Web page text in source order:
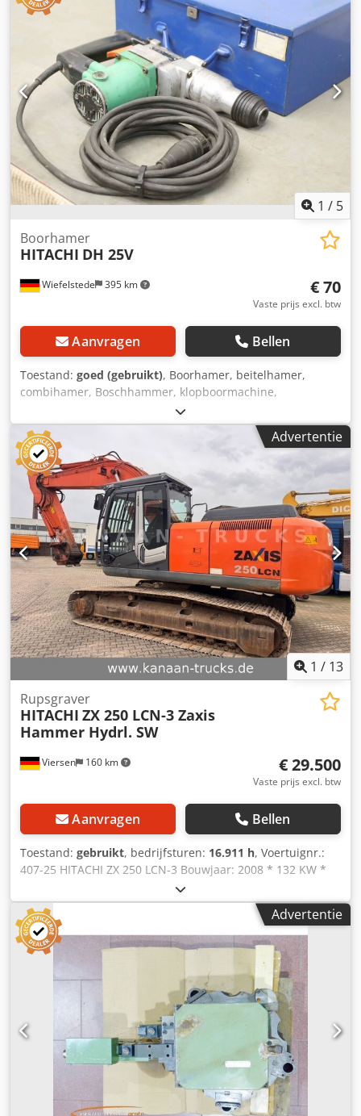
Compleet met grijparm en aandrijving -
Gereedschapsposities: 80 -Opname: SK40 Djdpfx Aodtcrqjc
Uowa -Afmetingen: 2270/630/H1725 mm -Gewicht: 860 kg
1 / 5
Wiefelstede 395 km
Boorhamer
HITACHI DH 25V
€ 70
Vaste prijs excl. btw
Aanvragen Bellen
Toestand: goed (gebruikt), Boorhamer, beitelhamer,
combihamer, Boschhammer, klopboormachine,
beitelhamer -Fabrikant: Hitachi, boorhamer type DH 25V
met transportkoffer -Vermogen: 600 W -Boren/slagboren -
Toerental: 0 - 800 tpm Dwsdpfx Acsir E Sye Uea -
Boorcapaciteit: staal 13 mm / beton 25 mm -Afmetingen
koffer: 445/340/H170 mm -Gewicht: 10,3 kg
Advertentie
1 / 13
Viersen 160 km
Rupsgraver
HITACHI ZX 250 LCN-3 Zaxis
Hammer Hydrl. SW
€ 29.500
Vaste prijs excl. btw
Aanvragen Bellen
Toestand: gebruikt, bedrijfsturen: 16.911 h, Voertuignr.:
407-25 HITACHI ZX 250 LCN-3 Bouwjaar: 2008 * 132 KW *
Hamerleiding * Snelwissel * Beschermrooster cabine *
Onderwagen ca. 70 % Bezichtigen is tijdens onze
openingstijden altijd mogelijk, proefrit na afspraak! Bij
exportverkopen wordt een borg ingehouden, deze wordt
terugbetaald na ontvangst van het bevestigingscertificaat
van aankomst. Bedrijfslogo’s of reclame-uitingen op de
voertuigen kunnen op de foto's digitaal zijn bewerkt.
Dodpfx Aszc Airoc Uewa Op de werking van extra’s wordt
geen garantie gegeven. Alle gegevens zonder garantie –
fouten, wijzigingen, typefouten en tussentijdse verkoop
voorbehouden. Voertuigbeschrijvingen vormen
uitdrukkelijk geen gegarandeerde eigenschap. Wij
verwijzen naar onze algemene voorwaarden en verzoeken
u deze te lezen.
Advertentie